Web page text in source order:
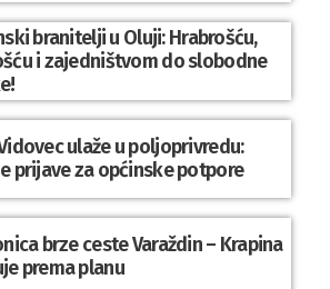
branitelji u Oluji: Hrabrošću,
i zajedništvom do slobodne
ulaže u poljoprivredu:
prijave za općinske potpore
brze ceste Varaždin – Krapina
prema planu